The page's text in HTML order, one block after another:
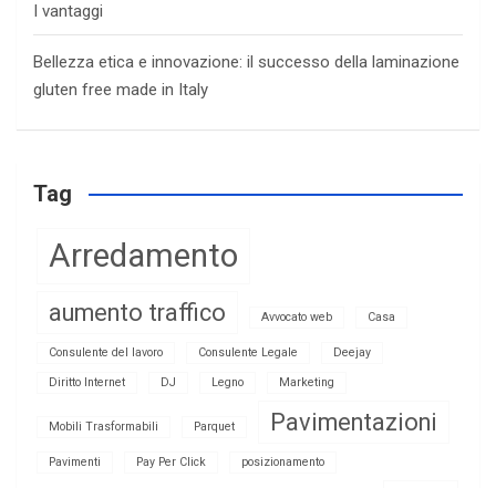
I vantaggi
Bellezza etica e innovazione: il successo della laminazione
gluten free made in Italy
Tag
Arredamento
aumento traffico Avvocato web Casa
Consulente del lavoro Consulente Legale Deejay
Diritto Internet DJ Legno Marketing
Mobili Trasformabili Parquet Pavimentazioni
Pavimenti Pay Per Click posizionamento